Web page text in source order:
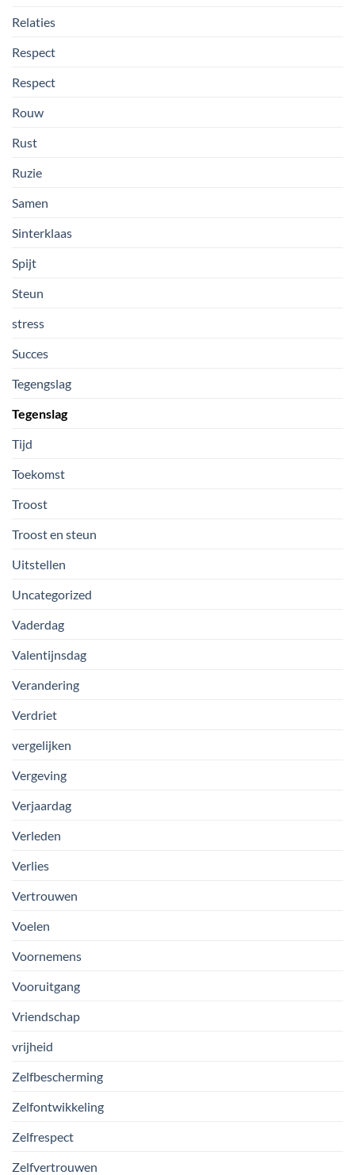
Relaties
Respect
Respect
Rouw
Rust
Ruzie
Samen
Sinterklaas
Spijt
Steun
stress
Succes
Tegengslag
Tegenslag
Tijd
Toekomst
Troost
Troost en steun
Uitstellen
Uncategorized
Vaderdag
Valentijnsdag
Verandering
Verdriet
vergelijken
Vergeving
Verjaardag
Verleden
Verlies
Vertrouwen
Voelen
Voornemens
Vooruitgang
Vriendschap
vrijheid
Zelfbescherming
Zelfontwikkeling
Zelfrespect
Zelfvertrouwen